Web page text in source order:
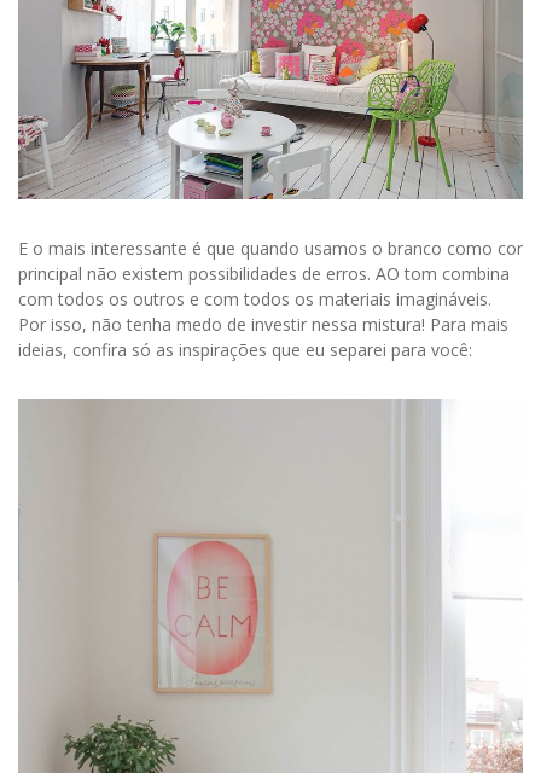
E o mais interessante é que quando usamos o branco como cor
principal não existem possibilidades de erros. AO tom combina
com todos os outros e com todos os materiais imagináveis.
Por isso, não tenha medo de investir nessa mistura! Para mais
ideias, confira só as inspirações que eu separei para você: